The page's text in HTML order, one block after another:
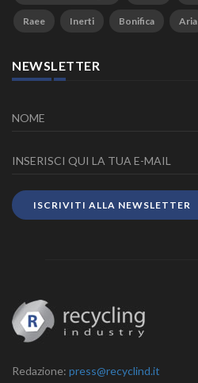
Raee Inerti Bonifica Aria
NEWSLETTER
ISCRIVITI ALLA NEWSLETTER
Redazione: press@recyclind.it